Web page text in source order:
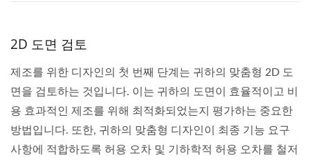
2D 도면 검토
제조를 위한 디자인의 첫 번째 단계는 귀하의 맞춤형 2D 도
면을 검토하는 것입니다. 이는 귀하의 도면이 효율적이고 비
용 효과적인 제조를 위해 최적화되었는지 평가하는 중요한
방법입니다. 또한, 귀하의 맞춤형 디자인이 최종 기능 요구
사항에 적합하도록 허용 오차 및 기하학적 허용 오차를 철저